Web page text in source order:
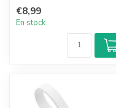
€8,99
En stock